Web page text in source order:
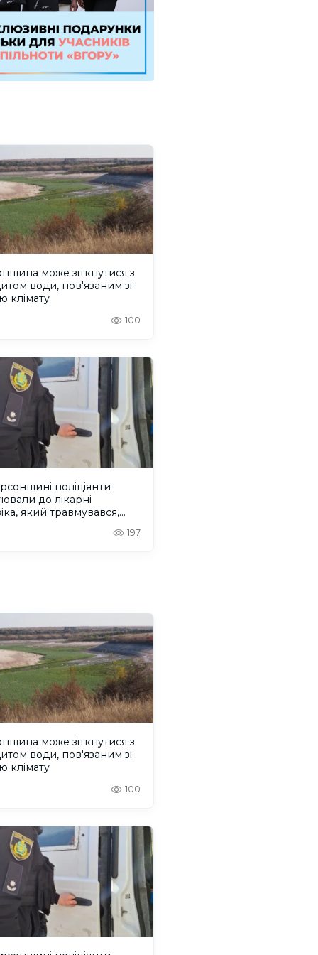
може зіткнутися з
води, пов'язаним зі
клімату
100
поліціянти
до лікарні
який травмувався,
197
може зіткнутися з
води, пов'язаним зі
клімату
100